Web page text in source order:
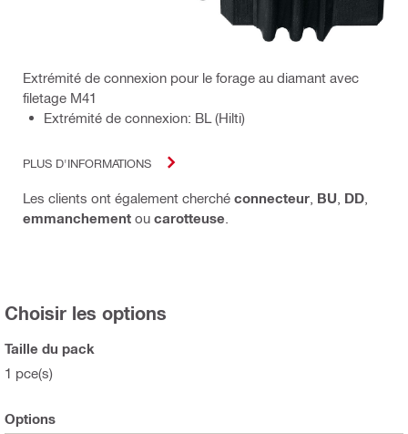
Extrémité de connexion pour le forage au diamant avec
filetage M41
Extrémité de connexion: BL (Hilti)
PLUS D'INFORMATIONS
Les clients ont également cherché connecteur BU DD
emmanchement ou carotteuse
Choisir les options
Taille du pack
1 pce(s)
Options